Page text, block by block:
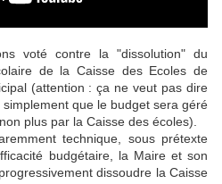
voté contre la "dissolution" du
de la Caisse des Ecoles de
(attention : ça ne veut pas dire
que le budget sera géré
plus par la Caisse des écoles).
technique, sous prétexte
budgétaire, la Maire et son
dissoudre la Caisse